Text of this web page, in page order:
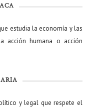
estudia la economía y las
acción humana o acción
y legal que respete el